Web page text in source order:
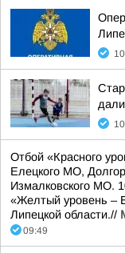
Отбой «Красного
Елецкого МО,
Измалковского МО.
«Желтый уровень –
Липецкой области.//
09:49